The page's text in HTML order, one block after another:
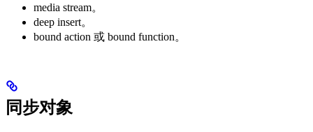
media stream。
deep insert。
bound action 或 bound function。
同步对象